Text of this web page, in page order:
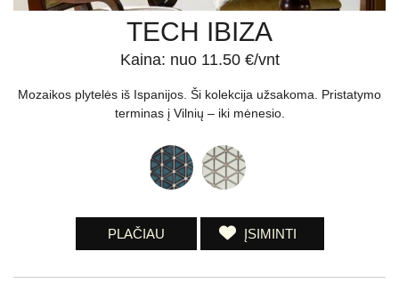
TECH IBIZA
Kaina: nuo 11.50 €/vnt
Mozaikos plytelės iš Ispanijos. Ši kolekcija užsakoma. Pristatymo
terminas į Vilnių – iki mėnesio.
PLAČIAU ĮSIMINTI